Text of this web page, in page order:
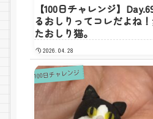
【100日チャレンジ】
るおしりってコレだよね
たおしり猫。
2026.04.28
100日チャレンジ